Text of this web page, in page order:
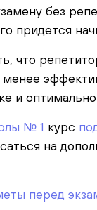
без
придется
что
и
№ 1 курс
на
перед